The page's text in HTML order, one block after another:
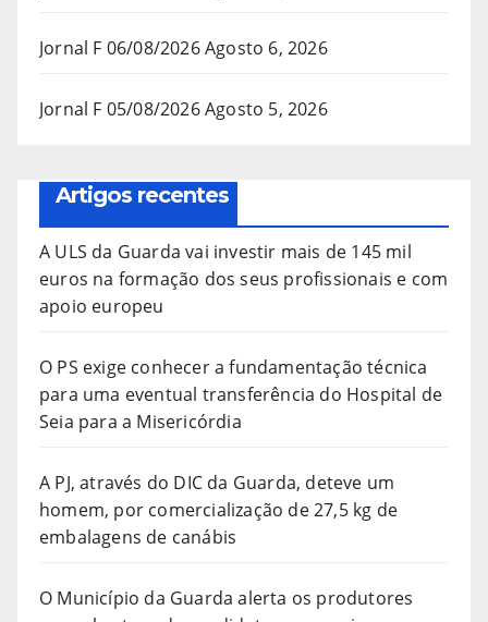
Jornal F 06/08/2026Agosto 6, 2026
Jornal F 05/08/2026Agosto 5, 2026
Artigos recentes
A ULS da Guarda vai investir mais de 145 mil
euros na formação dos seus profissionais e com
apoio europeu
O PS exige conhecer a fundamentação técnica
para uma eventual transferência do Hospital de
Seia para a Misericórdia
A PJ, através do DIC da Guarda, deteve um
homem, por comercialização de 27,5 kg de
embalagens de canábis
O Município da Guarda alerta os produtores